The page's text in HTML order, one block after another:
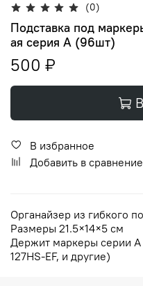
(0)
Подставка под
ая серия A (96шт)
500 ₽
В избранное
Добавить в сравнение
Органайзер из гибкого
Размеры 21.5×14×5 см
Держит маркеры серии
127HS-EF, и другие)